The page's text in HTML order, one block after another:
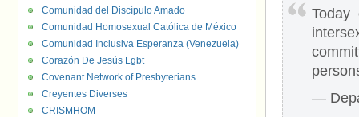
Today
—
Comunidad del Discípulo Amado
Comunidad Homosexual Católica de México
Comunidad Inclusiva Esperanza (Venezuela)
Corazón De Jesús Lgbt
Covenant Network of Presbyterians
Creyentes Diverses
CRISMHOM